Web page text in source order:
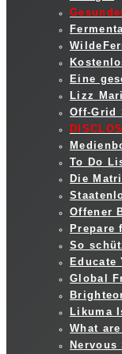
Eine
Lizz
Off-Grid
To Do
Die
Offener
Prepare
So
Educate
Global
Likuma
What
Nervous